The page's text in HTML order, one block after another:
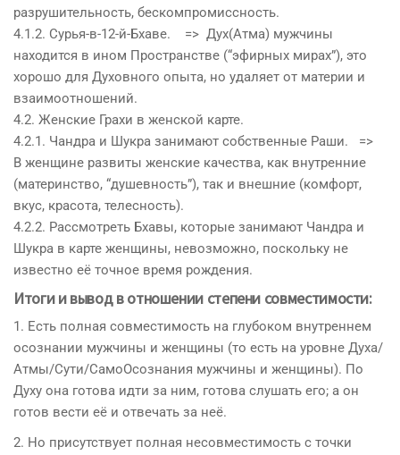
разрушительность, бескомпромиссность.
4.1.2. Сурья-в-12-й-Бхаве. => Дух(Атма) мужчины
находится в ином Пространстве (“эфирных мирах”), это
хорошо для Духовного опыта, но удаляет от материи и
взаимоотношений.
4.2. Женские Грахи в женской карте.
4.2.1. Чандра и Шукра занимают собственные Раши. =>
В женщине развиты женские качества, как внутренние
(материнство, “душевность”), так и внешние (комфорт,
вкус, красота, телесность).
4.2.2. Рассмотреть Бхавы, которые занимают Чандра и
Шукра в карте женщины, невозможно, поскольку не
известно её точное время рождения.
Итоги и вывод в отношении степени совместимости:
1. Есть полная совместимость на глубоком внутреннем
осознании мужчины и женщины (то есть на уровне Духа/
Атмы/Сути/СамоОсознания мужчины и женщины). По
Духу она готова идти за ним, готова слушать его; а он
готов вести её и отвечать за неё.
2. Но присутствует полная несовместимость с точки